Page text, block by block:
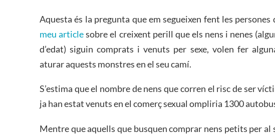
Aquesta és la pregunta que em segueixen fent les
meu articlesobre el creixent perill que els nens i nenes
d’edat) siguin comprats i venuts per sexe, volen fer
aturar aquests monstres en el seu camí.
S’estima que el nombre de nens que corren el risc de ser
ja han estat venuts en el comerç sexual ompliria 1300
Mentre que aquells que busquen comprar nens petits per al